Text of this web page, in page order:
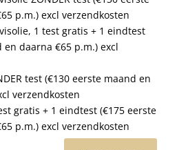
p.m.) excl verzendkosten
1 test gratis + 1 eindtest
en daarna €65 p.m.) excl
test (€130 eerste maand en
verzendkosten
gratis + 1 eindtest (€175 eerste
p.m.) excl verzendkosten